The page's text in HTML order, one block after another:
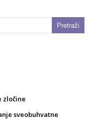
zločine
sveobuhvatne